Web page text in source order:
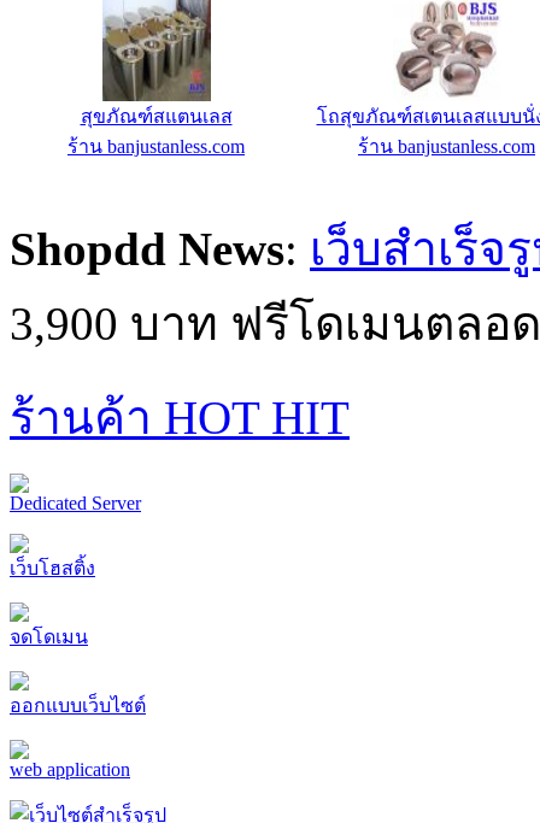
Radio Web Hosting R3 - 7000 ฿/ปี
ร้าน IC-MyHost Thailand Web
ลูกกรงหน้าต่างแสตนเ
ร้าน banjustanless.com
Shopdd News: เว็บสำเร็จ
3,900 บาท ฟรีโดเมนตลอ
ร้านค้า HOT HIT
Dedicated Server
เว็บโฮสติ้ง
จดโดเมน
ออกแบบเว็บไซต์
web application